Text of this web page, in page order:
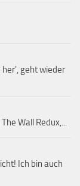
her', geht wieder
Wall Redux,...
Ich bin auch